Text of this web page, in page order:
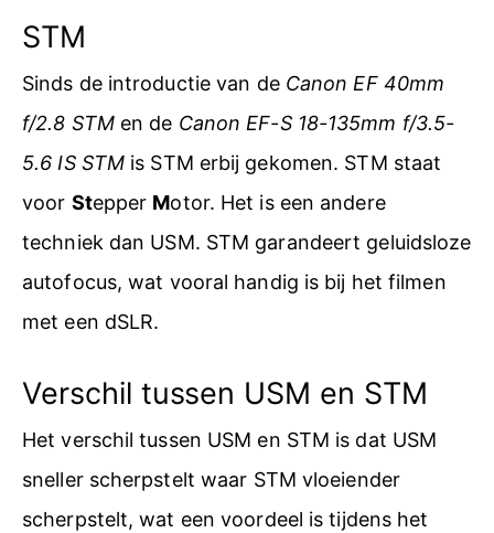
STM
Sinds de introductie van de Canon EF 40mm
f/2.8 STMen de Canon EF-S 18-135mm f/3.5-
5.6 IS STM is STM erbij gekomen. STM staat
voor Stepper Motor. Het is een andere
techniek dan USM. STM garandeert geluidsloze
autofocus, wat vooral handig is bij het filmen
met een dSLR.
Verschil tussen USM en STM
Het verschil tussen USM en STM is dat USM
sneller scherpstelt waar STM vloeiender
scherpstelt, wat een voordeel is tijdens het